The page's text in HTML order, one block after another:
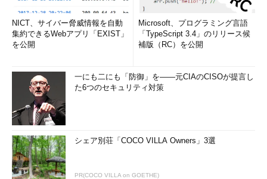
NICT、サイバー脅威情報を自動
集約できるWebアプリ「EXIST」
を公開
Microsoft、プログラミング言語
「TypeScript 3.4」のリリース候
補版（RC）を公開
一にも二にも「防御」を――元CIAのCISOが提言し
た6つのセキュリティ対策
シェア別荘「COCO VILLA Owners」3選
PR(COCO VILLA on GOETHE)